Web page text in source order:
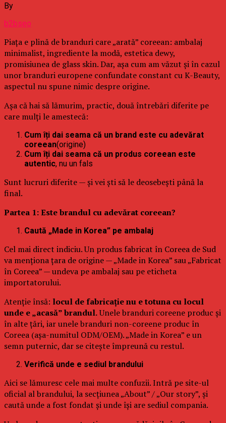
By
b2bseo
Piața e plină de branduri care „arată” coreean: ambalaj
minimalist, ingrediente la modă, estetica dewy,
promisiunea de glass skin. Dar, așa cum am văzut și în cazul
unor branduri europene confundate constant cu K-Beauty,
aspectul nu spune nimic despre origine.
Așa că hai să lămurim, practic, două întrebări diferite pe
care mulți le amestecă:
Cum îți dai seama că un brand este cu adevărat
coreean(origine)
Cum îți dai seama că un produs coreean este
autentic, nu un fals
Sunt lucruri diferite — și vei ști să le deosebești până la
final.
Partea 1: Este brandul cu adevărat coreean?
Caută „Made in Korea” pe ambalaj
Cel mai direct indiciu. Un produs fabricat în Coreea de Sud
va menționa țara de origine — „Made in Korea” sau „Fabricat
în Coreea” — undeva pe ambalaj sau pe eticheta
importatorului.
Atenție însă: locul de fabricație nu e totuna cu locul
unde e „acasă” brandul.Unele branduri coreene produc și
în alte țări, iar unele branduri non-coreene produc în
Coreea (așa-numitul ODM/OEM). „Made in Korea” e un
semn puternic, dar se citește împreună cu restul.
Verifică unde e sediul brandului
Aici se lămuresc cele mai multe confuzii. Intră pe site-ul
oficial al brandului, la secțiunea „About” / „Our story”, și
caută unde a fost fondat și unde își are sediul compania.